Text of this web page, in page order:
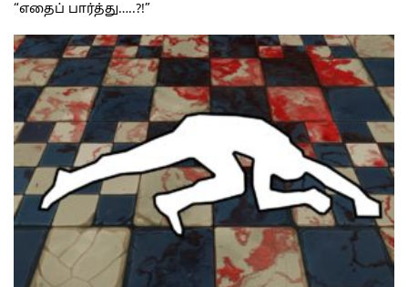
“எதைப் பார்த்து…..?!”